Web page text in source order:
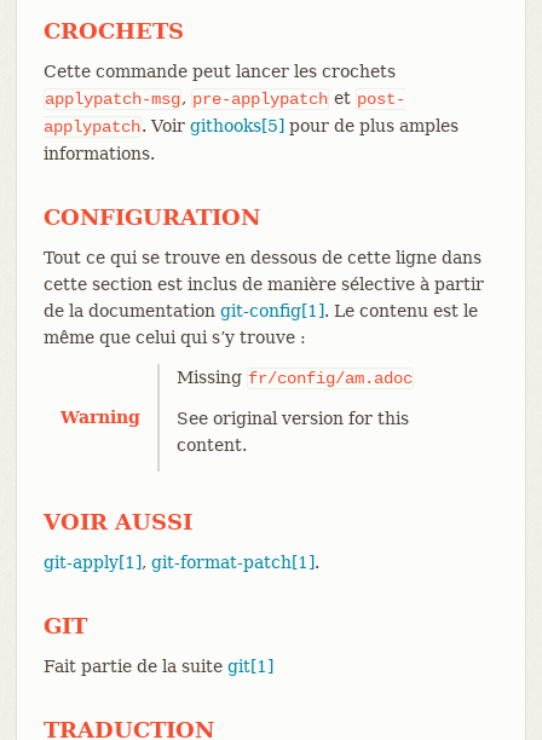
CROCHETS
Cette commande peut lancer les crochets
applypatch-msg, pre-applypatch et post-
applypatch. Voir githooks[5] pour de plus amples
informations.
CONFIGURATION
Tout ce qui se trouve en dessous de cette ligne dans
cette section est inclus de manière sélective à partir
de la documentation git-config[1]. Le contenu est le
même que celui qui s’y trouve :
Warning
Missing fr/config/am.adoc
See original version for this
content.
VOIR AUSSI
git-apply[1], git-format-patch[1].
GIT
Fait partie de la suite git[1]
TRADUCTION